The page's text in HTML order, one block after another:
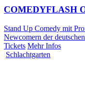
COMEDYFLASH
Stand Up Comedy mit
Newcomern der
Tickets Mehr Infos
Schlachtgarten